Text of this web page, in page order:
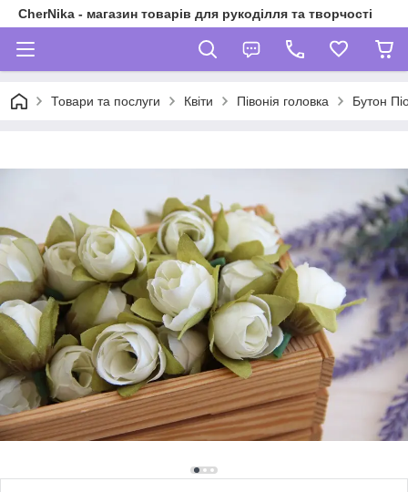
CherNika - магазин товарів для рукоділля та творчості
Товари та послуги Квіти Півонія головка Бутон